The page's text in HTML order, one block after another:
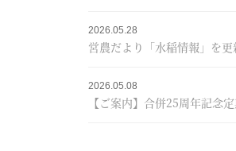
2026.05.28
2026.05.08